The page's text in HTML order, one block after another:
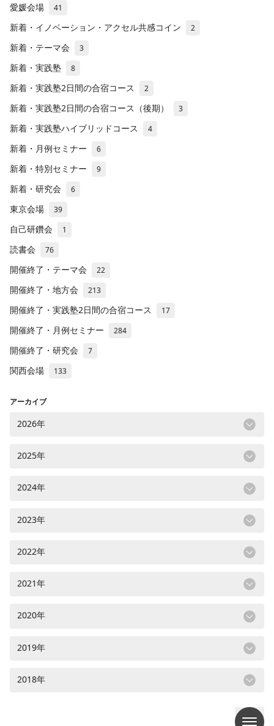
愛媛会場 41
新着・イノベーション・アクセル共感コイン 2
新着・テーマ会 3
新着・実践塾 8
新着・実践塾2日間の合宿コース 2
新着・実践塾2日間の合宿コース（後期） 3
新着・実践塾ハイブリッドコース 4
新着・月例セミナー 6
新着・特別セミナー 9
新着・研究会 6
東京会場 39
自己研鑽会 1
読書会 76
開催終了・テーマ会 22
開催終了・地方会 213
開催終了・実践塾2日間の合宿コース 17
開催終了・月例セミナー 284
開催終了・研究会 7
関西会場 133
アーカイブ
2026年
2025年
2024年
2023年
2022年
2021年
2020年
2019年
2018年